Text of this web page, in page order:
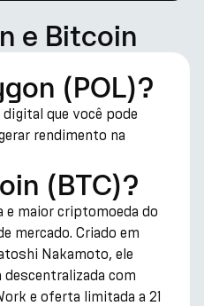
e Bitcoin
(POL)?
que você pode
rendimento na
(BTC)?
e maior criptomoeda do
mercado. Criado em
Nakamoto, ele
com
e oferta limitada a 21